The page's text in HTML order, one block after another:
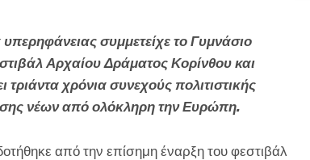
συμμετείχε το Γυμνάσιο
Αρχαίου Δράματος Κορίνθου και
χρόνια συνεχούς πολιτιστικής
νέων από ολόκληρη την Ευρώπη.
από την επίσημη έναρξη του φεστιβάλ